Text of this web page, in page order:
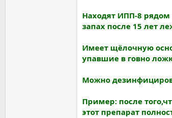
Находят ИПП-8
запах после 15 лет
Имеет щёлочную
упавшие в говно
Можно
Пример: после
этот препарат